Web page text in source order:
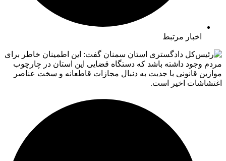
اخبار مرتبط